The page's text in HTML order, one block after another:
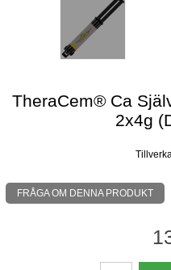
TheraCem® Ca
2x4g
FRÅGA OM DENNA PRODUKT